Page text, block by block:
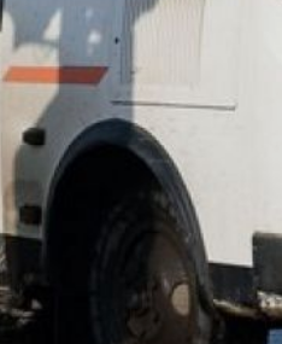
такого
на-
объявлено